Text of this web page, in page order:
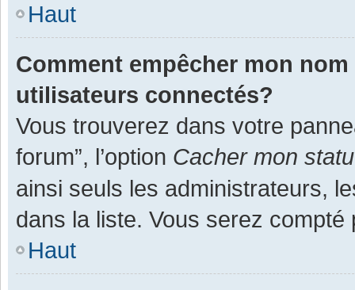
Haut
Comment empêcher mon
utilisateurs connectés?
Vous trouverez dans votre
forum”, l’option Cacher mon
ainsi seuls les administrateurs,
dans la liste. Vous serez
Haut